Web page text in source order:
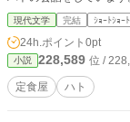
現代文学 完結 ｼｮｰﾄｼｮｰﾄ
24h.ポイント 0pt
小説 228,589 位 /
定食屋 ハト